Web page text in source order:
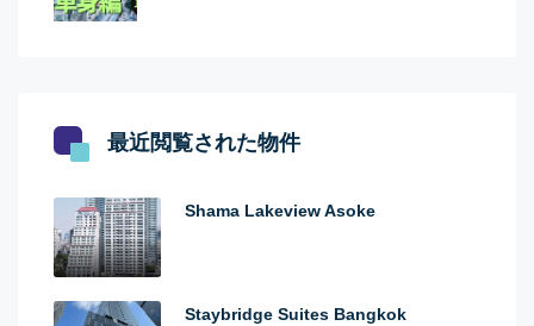
最近閲覧された物件
Shama Lakeview Asoke
Staybridge Suites Bangkok